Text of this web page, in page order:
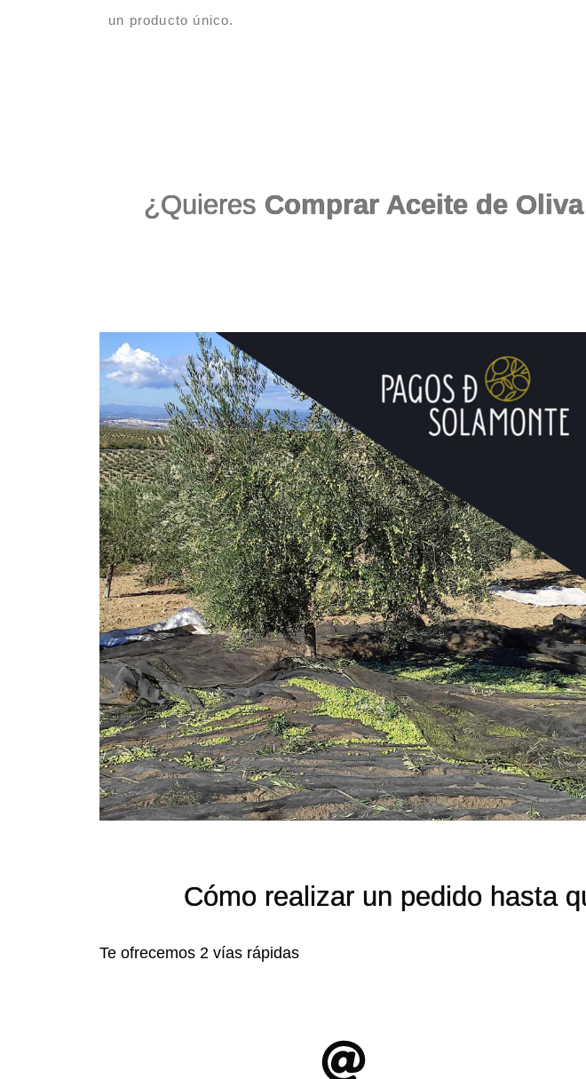
un producto único.
¿Quieres Comprar Aceite de
Cómo realizar un pedido hasta
Te ofrecemos 2 vías rápidas